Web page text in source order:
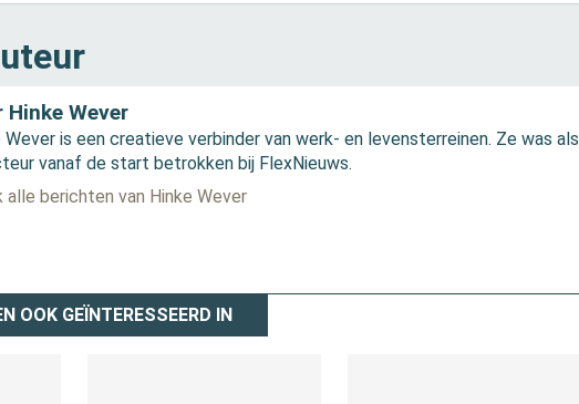
Hinke Wever
Wever is een creatieve verbinder van werk- en levensterreinen. Ze was als
vanaf de start betrokken bij FlexNieuws.
alle berichten van Hinke Wever
OOK GEÏNTERESSEERD IN